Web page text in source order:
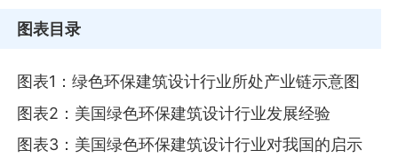
图表目录
图表1：绿色环保建筑设计行业所处产业链示意图
图表2：美国绿色环保建筑设计行业发展经验
图表3：美国绿色环保建筑设计行业对我国的启示